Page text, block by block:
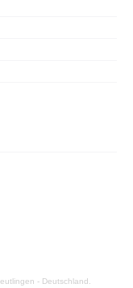
- Deutschland.